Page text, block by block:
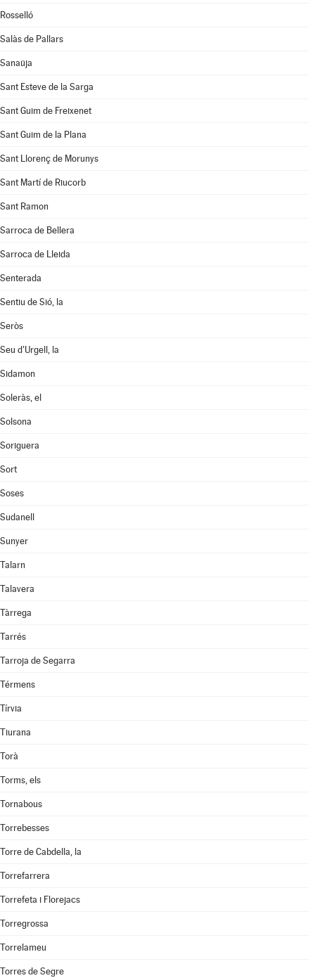
Rosselló
Salàs de Pallars
Sanaüja
Sant Esteve de la Sarga
Sant Guim de Freixenet
Sant Guim de la Plana
Sant Llorenç de Morunys
Sant Martí de Riucorb
Sant Ramon
Sarroca de Bellera
Sarroca de Lleida
Senterada
Sentiu de Sió, la
Seròs
Seu d'Urgell, la
Sidamon
Soleràs, el
Solsona
Soriguera
Sort
Soses
Sudanell
Sunyer
Talarn
Talavera
Tàrrega
Tarrés
Tarroja de Segarra
Térmens
Tírvia
Tiurana
Torà
Torms, els
Tornabous
Torrebesses
Torre de Cabdella, la
Torrefarrera
Torrefeta i Florejacs
Torregrossa
Torrelameu
Torres de Segre